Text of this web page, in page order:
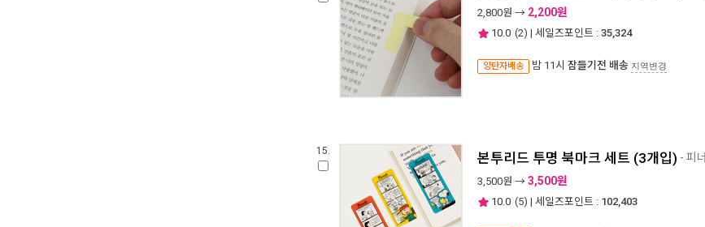
2,800원 → 2,200원
10.0 (2) | 세일즈포인트 : 35,324
양탄자배송 밤 11시 잠들기전 배송 지역변경
15. 본투리드 투명 북마크 세트 (3개입) - 피
3,500원 → 3,500원
10.0 (5) | 세일즈포인트 : 102,403